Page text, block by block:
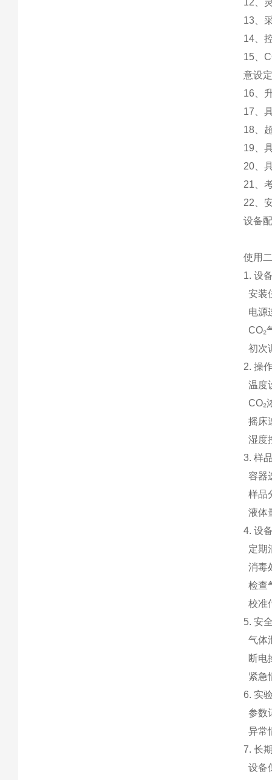
12、
13、
14、
15、
意设
16、
17、
18、
19、
20、
21、
22、
设备
使用
1. 设
安装
电源
CO₂
初次
2. 操
温度
CO₂
摇床
湿度
3. 样
容器
样品
液体
4. 设
定期
消毒
检查
校准
5. 安
气体
断电
紧急
6. 实
参数
异常
7. 长
设备